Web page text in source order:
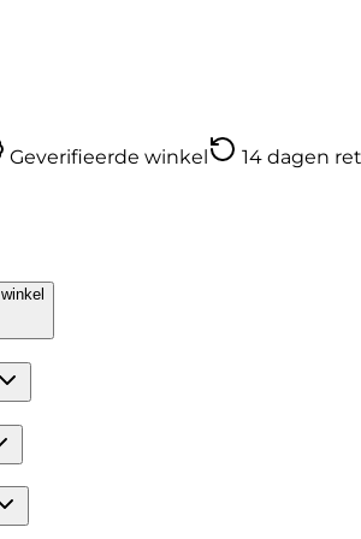
Geverifieerde winkel 14 dagen
winkel